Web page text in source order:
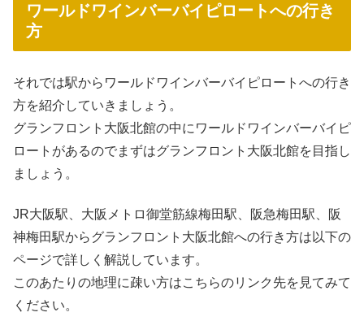
ワールドワインバーバイピロートへの行き
方
それでは駅からワールドワインバーバイピロートへの行き
方を紹介していきましょう。
グランフロント大阪北館の中にワールドワインバーバイピ
ロートがあるのでまずはグランフロント大阪北館を目指し
ましょう。
JR大阪駅、大阪メトロ御堂筋線梅田駅、阪急梅田駅、阪
神梅田駅からグランフロント大阪北館への行き方は以下の
ページで詳しく解説しています。
このあたりの地理に疎い方はこちらのリンク先を見てみて
ください。